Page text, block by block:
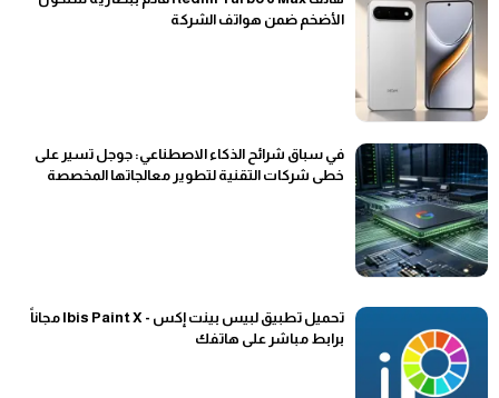
الأضخم ضمن هواتف الشركة
في سباق شرائح الذكاء الاصطناعي: جوجل تسير على
خطى شركات التقنية لتطوير معالجاتها المخصصة
تحميل تطبيق لبيس بينت إكس - Ibis Paint X مجاناً
برابط مباشر على هاتفك